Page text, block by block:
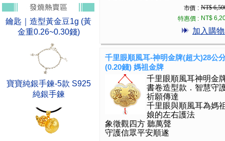
鑰匙｜造型黃金豆1g (黃
金重0.26~0.30錢)
寶寶純銀手鍊-5款 S925
純銀手鍊
市價 : NT$
特惠價 : NT$
加入購
千里眼順風耳-神明金牌(超大)28公
(0.20錢) 媽祖金牌
千里眼順風耳神明金
書卷造型款．智慧守
祈願傳達
千里眼與順風耳為媽
娘的左右護法
象徵觀四方 聽萬聲
守護信眾平安順遂